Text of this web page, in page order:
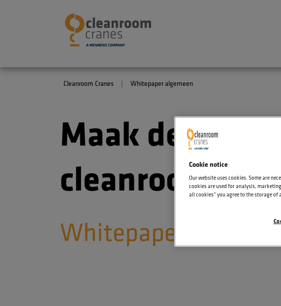
Cleanroom Cranes Whitepaper algemeen
Maak de
Whitepaper
Cookie notice
Our website uses cookies. Some are
cookies are used for analysis,
all cookies” you agree to the storage of